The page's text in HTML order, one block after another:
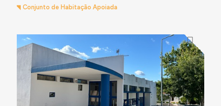
Conjunto de Habitação Apoiada